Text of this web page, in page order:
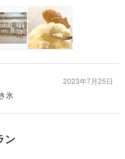
氷
2023年7月25日
ン